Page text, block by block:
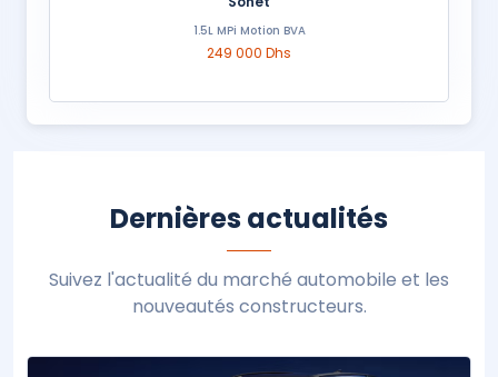
1.5L MPi Motion BVA
249 000 Dhs
Dernières actualités
Suivez l'actualité du marché automobile et les
nouveautés constructeurs.